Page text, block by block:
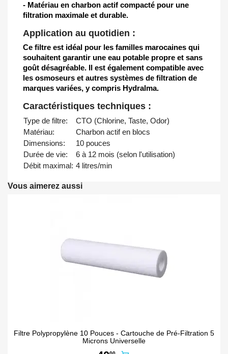
- Matériau en charbon actif compacté pour une
filtration maximale et durable.
Application au quotidien :
Ce filtre est idéal pour les familles marocaines qui
souhaitent garantir une eau potable propre et sans
goût désagréable. Il est également compatible avec
les osmoseurs et autres systèmes de filtration de
marques variées, y compris Hydralma.
Caractéristiques techniques :
Type de filtre:
CTO (Chlorine, Taste, Odor)
Matériau:
Charbon actif en blocs
Dimensions:
10 pouces
Durée de vie:
6 à 12 mois (selon l'utilisation)
Débit maximal: 4 litres/min
Vous aimerez aussi
Filtre Polypropylène 10 Pouces - Cartouche de Pré-Filtration 5
Microns Universelle